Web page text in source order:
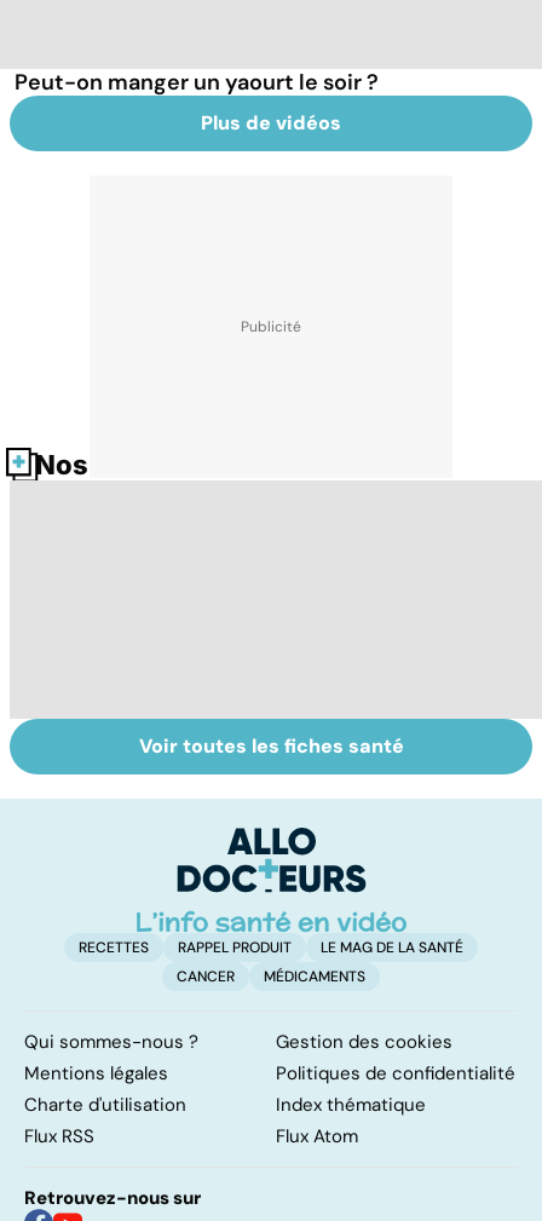
Peut-on manger un yaourt le soir ?
Plus de vidéos
Nos fiches santé
Tout savoir sur
les infections
Inflammation des
amygdales : que
d'angine ?
Voir toutes les fiches santé
RECETTES RAPPEL PRODUIT
LE MAG DE LA SANTÉ
CANCER
MÉDICAMENTS
Qui sommes-nous ?
Gestion des cookies
Mentions légales
Politiques de confidentialité
Charte d'utilisation
Index thématique
Flux RSS
Flux Atom
Retrouvez-nous sur